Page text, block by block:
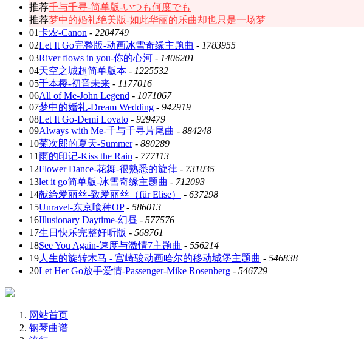
推荐千与千寻-简单版-いつも何度でも
推荐梦中的婚礼绝美版-如此华丽的乐曲却也只是一场梦
01卡农-Canon - 2204749
02Let It Go完整版-动画冰雪奇缘主题曲 - 1783955
03River flows in you-你的心河 - 1406201
04天空之城超简单版本 - 1225532
05千本樱-初音未来 - 1177016
06All of Me-John Legend - 1071067
07梦中的婚礼-Dream Wedding - 942919
08Let It Go-Demi Lovato - 929479
09Always with Me-千与千寻片尾曲 - 884248
10菊次郎的夏天-Summer- 880289
11雨的印记-Kiss the Rain - 777113
12Flower Dance-花舞-很熟悉的旋律 - 731035
13let it go简单版-冰雪奇缘主题曲 - 712093
14献给爱丽丝-致爱丽丝（für Elise） - 637298
15Unravel-东京喰种OP- 586013
16Illusionary Daytime-幻昼 - 577576
17生日快乐完整好听版 - 568761
18See You Again-速度与激情7主题曲 - 556214
19人生的旋转木马 - 宫崎骏动画哈尔的移动城堡主题曲 - 546838
20Let Her Go放手爱情-Passenger-Mike Rosenberg - 546729
网站首页
钢琴曲谱